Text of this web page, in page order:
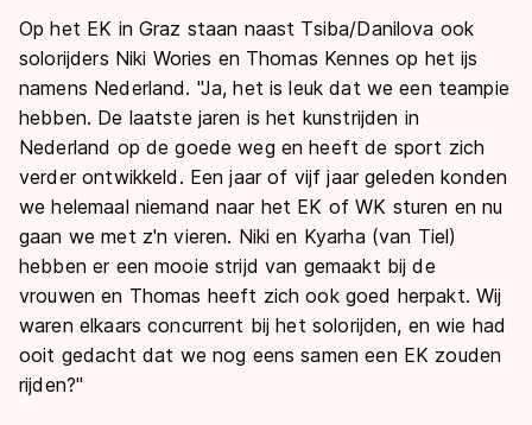
Op het EK in Graz staan naast Tsiba/Danilova ook
solorijders Niki Wories en Thomas Kennes op het ijs
namens Nederland. "Ja, het is leuk dat we een teampie
hebben. De laatste jaren is het kunstrijden in
Nederland op de goede weg en heeft de sport zich
verder ontwikkeld. Een jaar of vijf jaar geleden konden
we helemaal niemand naar het EK of WK sturen en nu
gaan we met z'n vieren. Niki en Kyarha (van Tiel)
hebben er een mooie strijd van gemaakt bij de
vrouwen en Thomas heeft zich ook goed herpakt. Wij
waren elkaars concurrent bij het solorijden, en wie had
ooit gedacht dat we nog eens samen een EK zouden
rijden?"